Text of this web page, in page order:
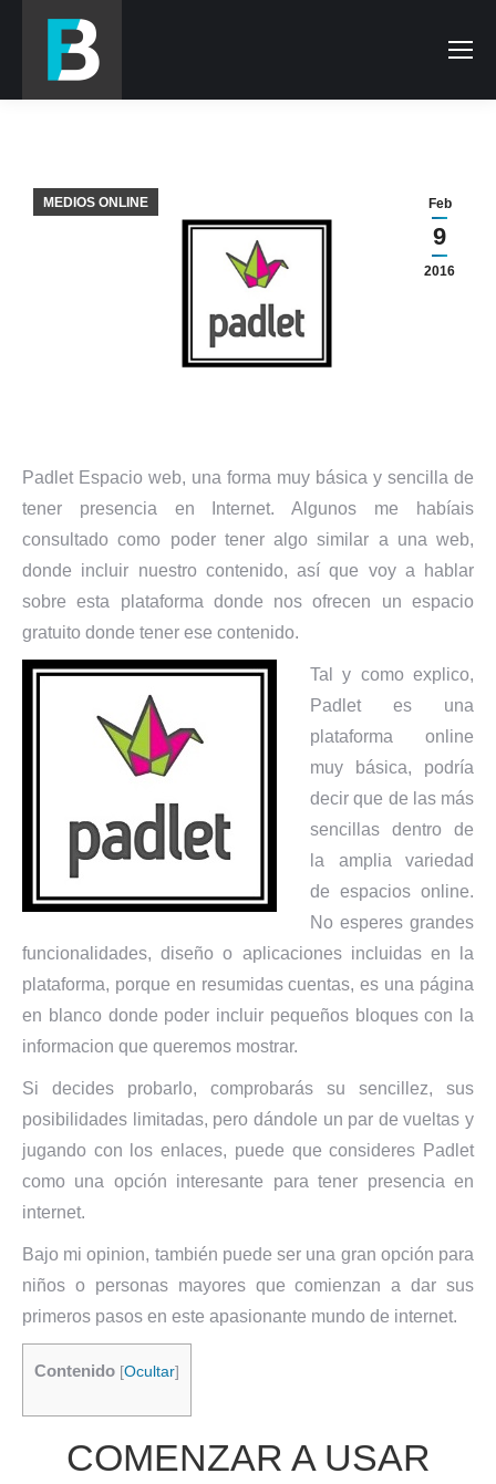
Feb
9
2016
MEDIOS ONLINE
Padlet Espacio web, una forma muy básica y sencilla de
tener presencia en Internet. Algunos me habíais
consultado como poder tener algo similar a una web,
donde incluir nuestro contenido, así que voy a hablar
sobre esta plataforma donde nos ofrecen un espacio
gratuito donde tener ese contenido.
Tal y como explico,
Padlet es una
plataforma online
muy básica, podría
decir que de las más
sencillas dentro de
la amplia variedad
de espacios online.
No esperes grandes
funcionalidades, diseño o aplicaciones incluidas en la
plataforma, porque en resumidas cuentas, es una página
en blanco donde poder incluir pequeños bloques con la
informacion que queremos mostrar.
Si decides probarlo, comprobarás su sencillez, sus
posibilidades limitadas, pero dándole un par de vueltas y
jugando con los enlaces, puede que consideres Padlet
como una opción interesante para tener presencia en
internet.
Bajo mi opinion, también puede ser una gran opción para
niños o personas mayores que comienzan a dar sus
primeros pasos en este apasionante mundo de internet.
Contenido [Ocultar]
COMENZAR A USAR